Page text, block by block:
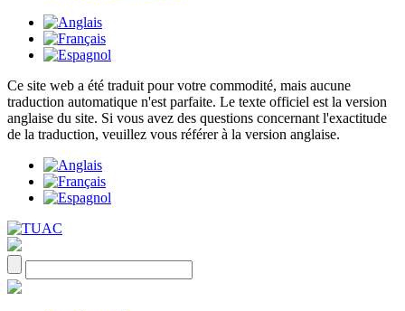
Ce site web a été traduit pour votre commodité, mais aucune
traduction automatique n'est parfaite. Le texte officiel est la version
anglaise du site. Si vous avez des questions concernant l'exactitude
de la traduction, veuillez vous référer à la version anglaise.